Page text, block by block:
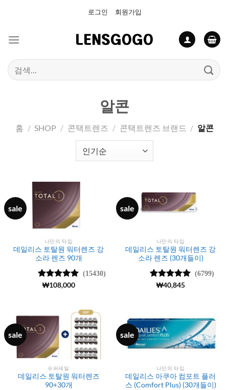
로그인 회원가입
검
색:
알콘
홈 / SHOP / 콘택트렌즈 / 콘택트렌즈 브랜드 / 알콘
sale
나만의 타입
데일리스 토탈원 워터렌즈 강
소라 렌즈 90개
5 중에서
(15430)
₩108,000
sale
나만의 타입
데일리스 토탈원 워터렌즈 강
소라 렌즈 (30개들이)
5 중에서
(6799)
₩40,845
sale
슈퍼세일
데일리스 토탈원 워터렌즈
90+30개
sale
나만의 타입
데일리스 아쿠아 컴포트 플러
스 (Comfort Plus) (30개들이)